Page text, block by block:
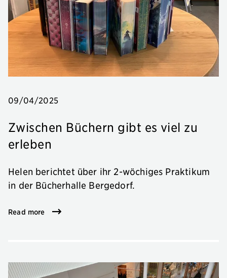
09/04/2025
Zwischen Büchern gibt es viel zu
erleben
Helen berichtet über ihr 2-wöchiges Praktikum
in der Bücherhalle Bergedorf.
Read more